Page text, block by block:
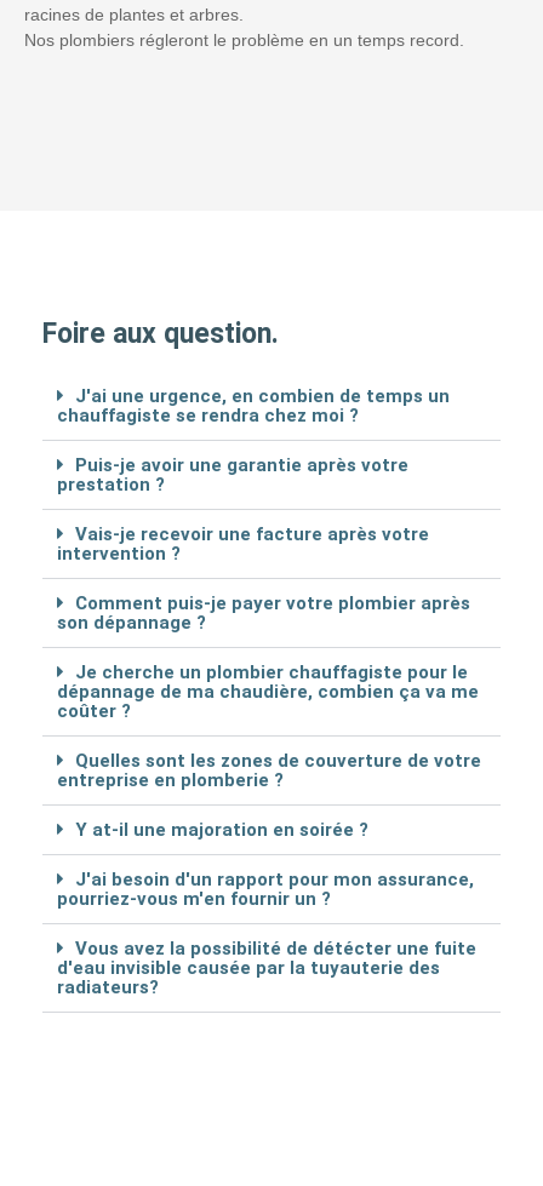
racines de plantes et arbres.
Nos plombiers régleront le problème en un temps record.
Foire aux question.
J'ai une urgence, en combien de temps un
chauffagiste se rendra chez moi ?
Puis-je avoir une garantie après votre
prestation ?
Vais-je recevoir une facture après votre
intervention ?
Comment puis-je payer votre plombier après
son dépannage ?
Je cherche un plombier chauffagiste pour le
dépannage de ma chaudière, combien ça va me
coûter ?
Quelles sont les zones de couverture de votre
entreprise en plomberie ?
Y at-il une majoration en soirée ?
J'ai besoin d'un rapport pour mon assurance,
pourriez-vous m'en fournir un ?
Vous avez la possibilité de détécter une fuite
d'eau invisible causée par la tuyauterie des
radiateurs?